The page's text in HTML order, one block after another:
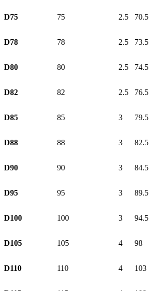
D75 75 2.5 70.5
D78 78 2.5 73.5
D80 80 2.5 74.5
D82 82 2.5 76.5
D85 85 3 79.5
D88 88 3 82.5
D90 90 3 84.5
D95 95 3 89.5
D100 100 3 94.5
D105 105 4 98
D110 110 4 103